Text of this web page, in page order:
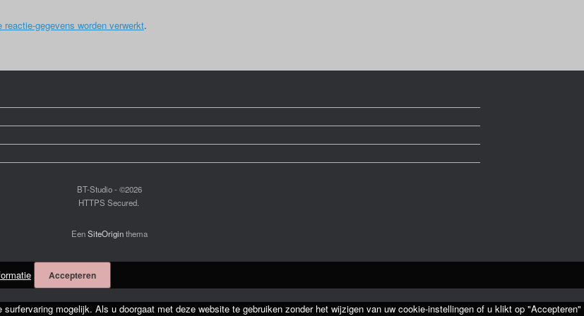
reactie-gegevens worden verwerkt.
BT-Studio - ©2026
HTTPS Secured.
EenSiteOriginthema
Accepteren
mogelijk. Als u doorgaat met deze website te gebruiken zonder het wijzigen van uw cookie-instellingen of u klikt op "Accepteren"